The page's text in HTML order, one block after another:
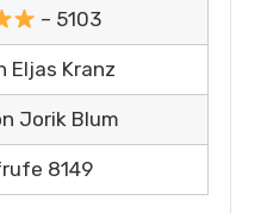
– 5103
Eljas Kranz
Jorik Blum
8149